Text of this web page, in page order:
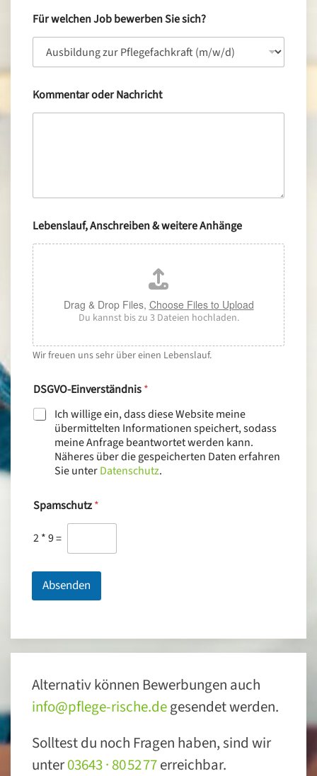
Für welchen Job bewerben Sie sich?
Kommentar oder Nachricht
-
M
a
i
l
-
A
d
r
e
s
e
o
Lebenslauf, Anschreiben & weitere Anhänge
Drag & Drop Files, Choose Files to Upload
Du kannst bis zu 3 Dateien hochladen.
Wir freuen uns sehr über einen Lebenslauf.
DSGVO-Einverständnis*
Ich willige ein, dass diese Website meine
übermittelten Informationen speichert, sodass
meine Anfrage beantwortet werden kann.
Näheres über die gespeicherten Daten erfahren
Sie unterDatenschutz.
Spamschutz*
2*9=
Absenden
Alternativ können Bewerbungen auch
info@pflege-rische.degesendet werden.
Solltest du noch Fragen haben, sind wir
unter03643 · 80 52 77erreichbar.